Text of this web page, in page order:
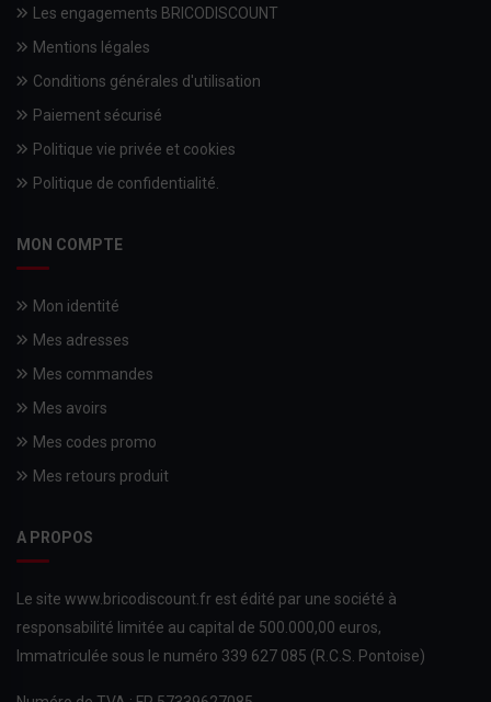
Les engagements BRICODISCOUNT
Mentions légales
Conditions générales d'utilisation
Paiement sécurisé
Politique vie privée et cookies
Politique de confidentialité.
MON COMPTE
Mon identité
Mes adresses
Mes commandes
Mes avoirs
Mes codes promo
Mes retours produit
A PROPOS
Le site www.bricodiscount.fr est édité par une société à
responsabilité limitée au capital de 500.000,00 euros,
Immatriculée sous le numéro 339 627 085 (R.C.S. Pontoise)